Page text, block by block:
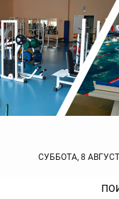
СУББОТА, 8